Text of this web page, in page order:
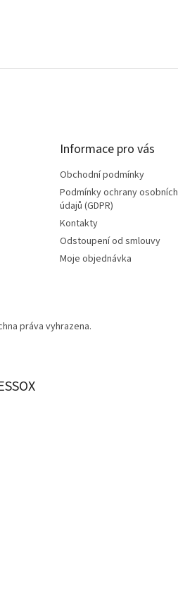
Informace pro vás
Obchodní podmínky
Podmínky ochrany osobních
údajů (GDPR)
Kontakty
Odstoupení od smlouvy
Moje objednávka
práva vyhrazena.